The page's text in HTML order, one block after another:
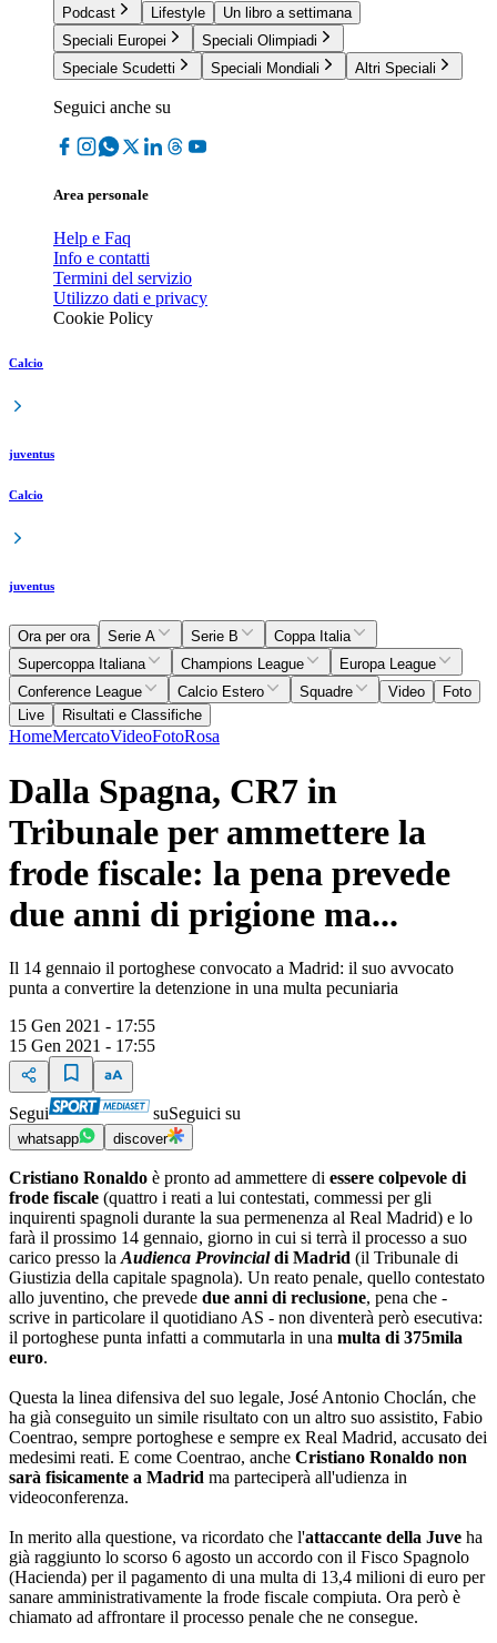
Podcast
Lifestyle
Un libro a settimana
Speciali Europei
Speciali Olimpiadi
Speciale Scudetti
Speciali Mondiali Altri Speciali
Seguici anche su
Area personale
Help e Faq
Info e contatti
Termini del servizio
Utilizzo dati e privacy
Cookie Policy
Calcio
juventus
Calcio
juventus
Ora per ora Serie A Serie B
Coppa Italia
Supercoppa Italiana
Champions League
Europa League
Conference League
Calcio Estero Squadre Video
Foto
Live
Risultati e Classifiche
HomeMercatoVideoFotoRosa
Dalla Spagna, CR7 in
Tribunale per ammettere la
frode fiscale: la pena prevede
due anni di prigione ma...
Il 14 gennaio il portoghese convocato a Madrid: il suo avvocato
punta a convertire la detenzione in una multa pecuniaria
15 Gen 2021 - 17:55
15 Gen 2021 - 17:55
Segui suSeguici su
whatsapp discover
Cristiano Ronaldo è pronto ad ammettere di essere colpevole di
frode fiscale (quattro i reati a lui contestati, commessi per gli
inquirenti spagnoli durante la sua permenenza al Real Madrid) e lo
farà il prossimo 14 gennaio, giorno in cui si terrà il processo a suo
carico presso la Audienca Provincialdi Madrid (il Tribunale di
Giustizia della capitale spagnola). Un reato penale, quello contestato
allo juventino, che prevede due anni di reclusione, pena che -
scrive in particolare il quotidiano AS - non diventerà però esecutiva:
il portoghese punta infatti a commutarla in una multa di 375mila
euro.
Questa la linea difensiva del suo legale, José Antonio Choclán, che
ha già conseguito un simile risultato con un altro suo assistito, Fabio
Coentrao, sempre portoghese e sempre ex Real Madrid, accusato dei
medesimi reati. E come Coentrao, anche Cristiano Ronaldo non
sarà fisicamente a Madrid ma parteciperà all'udienza in
videoconferenza.
In merito alla questione, va ricordato che l'attaccante della Juve ha
già raggiunto lo scorso 6 agosto un accordo con il Fisco Spagnolo
(Hacienda) per il pagamento di una multa di 13,4 milioni di euro per
sanare amministrativamente la frode fiscale compiuta. Ora però è
chiamato ad affrontare il processo penale che ne consegue.